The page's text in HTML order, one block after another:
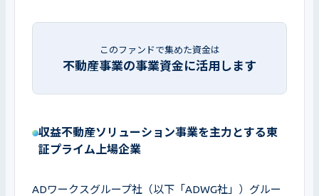
このファンドで集めた資金は
不動産事業の事業資金に活用します
収益不動産ソリューション事業を主力とする東
証プライム上場企業
ADワークスグループ社（以下「ADWG社」）グルー